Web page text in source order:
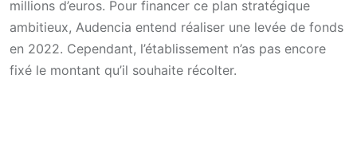
millions d’euros. Pour financer ce plan stratégique
ambitieux, Audencia entend réaliser une levée de fonds
en 2022. Cependant, l’établissement n’as pas encore
fixé le montant qu’il souhaite récolter.